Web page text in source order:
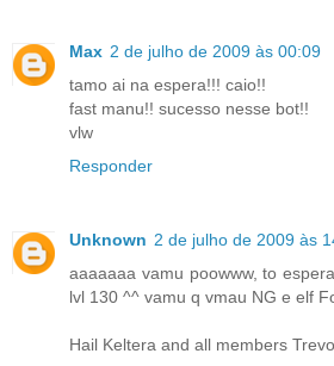
Max 2 de julho de 2009 às 00:09
tamo ai na espera!!! caio!!
fast manu!! sucesso nesse bot!!
vlw
Responder
Unknown 2 de julho de 2009 às
aaaaaaa vamu poowww, to
lvl 130 ^^ vamu q vmau NG e elf
Hail Keltera and all members